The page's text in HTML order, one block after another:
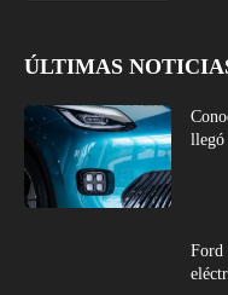
ÚLTIMAS
llegó
Ford